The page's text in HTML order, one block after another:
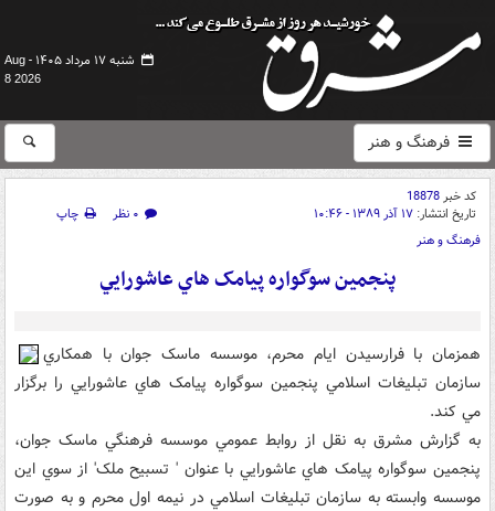
شنبه ۱۷ مرداد ۱۴۰۵ -
Aug
8 2026
فرهنگ و هنر
کد خبر18878
تاریخ انتشار: ۱۷ آذر ۱۳۸۹ - ۱۰:۴۶ ۰ نظر
چاپ
فرهنگ و هنر
پنجمين سوگواره پيامک هاي عاشورايي
همزمان با فرارسيدن ايام محرم، موسسه ماسک جوان با همکاري
سازمان تبليغات اسلامي پنجمين سوگواره پيامک هاي عاشورايي را برگزار
مي کند.
به گزارش مشرق به نقل از روابط عمومي موسسه فرهنگي ماسک جوان،
پنجمين سوگواره پيامک هاي عاشورايي با عنوان ' تسبيح ملک' از سوي اين
موسسه وابسته به سازمان تبليغات اسلامي در نيمه اول محرم و به صورت